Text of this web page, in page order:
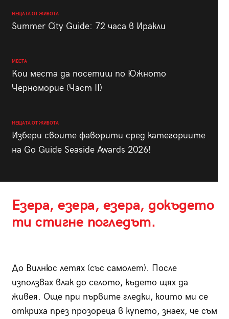
НЕЩАТА ОТ ЖИВОТА
Summer City Guide: 72 часа в Иракли
МЕСТА
Кои места да посетиш по Южното
Черноморие (Част II)
НЕЩАТА ОТ ЖИВОТА
Избери своите фаворити сред категориите
на Go Guide Seaside Awards 2026!
Езера, езера, езера, докъдето
ти стигне погледът.
До Вилнюс летях (със самолет). После
използвах влак до селото, където щях да
живея. Още при първите гледки, които ми се
откриха през прозореца в купето, знаех, че съм